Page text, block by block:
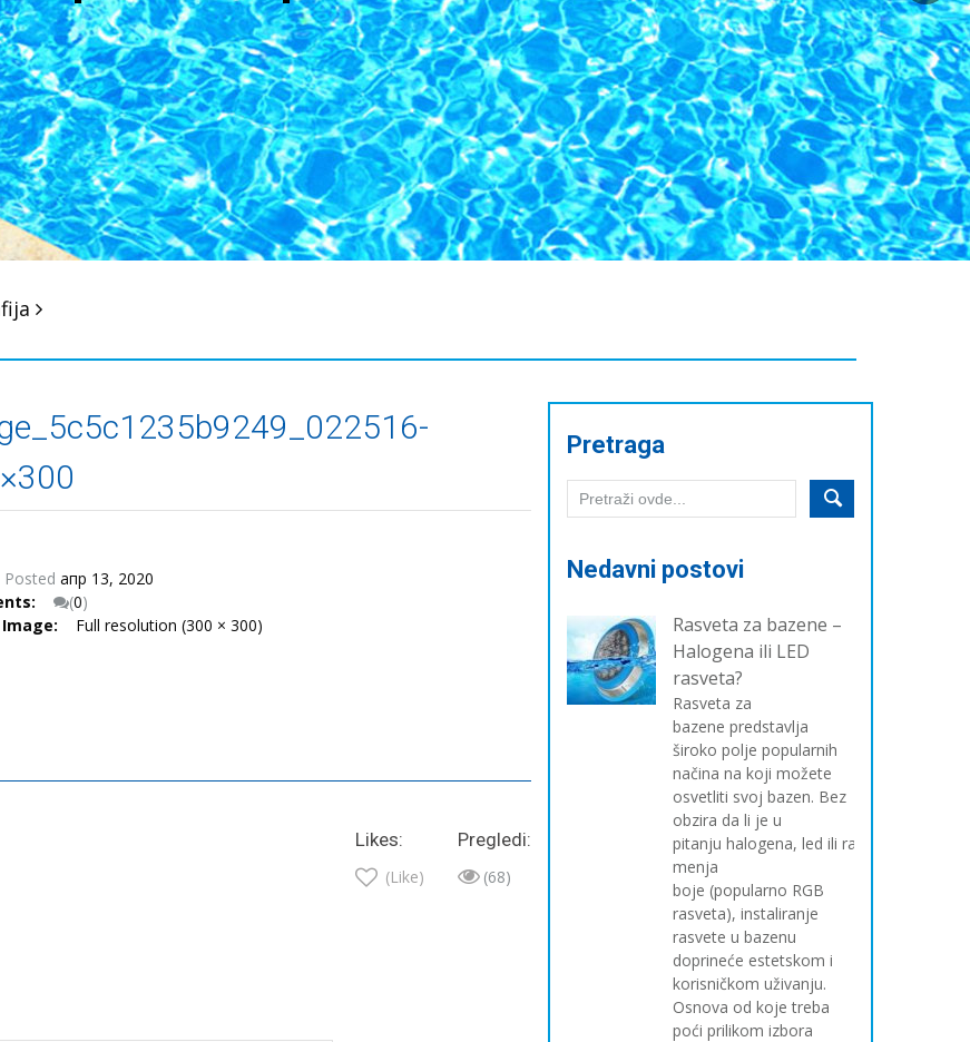
Posted апр 13, 2020
(0)
Image:
Full resolution (300 × 300)
Pregledi:
(68)
Likes:
(Like)
Pretraga
Nedavni postovi
Rasveta za bazene –
Halogena ili LED
rasveta?
Rasveta za
bazene predstavlja
široko polje popularnih
načina na koji možete
osvetliti svoj bazen. Bez
obzira da li je u
pitanju halogena, led ili rasveta koja
menja
boje (popularno RGB
rasveta), instaliranje
rasvete u bazenu
doprineće estetskom i
korisničkom uživanju.
Osnova od koje treba
poći prilikom izbora